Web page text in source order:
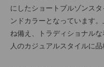
にしたショートブルゾンス
ンドカラーとなっています
ね備え、トラディショナル
人のカジュアルスタイルに